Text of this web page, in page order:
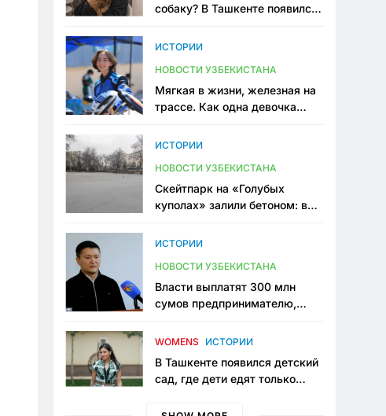
собаку? В Ташкенте появился
ИСТОРИИ
НОВОСТИ УЗБЕКИСТАНА
Мягкая в жизни, железная на
трассе. Как одна девочка
Узбекистане
ИСТОРИИ
НОВОСТИ УЗБЕКИСТАНА
Скейтпарк на «Голубых
куполах» залили бетоном: в
одно общественное
ИСТОРИИ
НОВОСТИ УЗБЕКИСТАНА
Власти выплатят 300 млн
сумов предпринимателю,
тюрьме по незаконному
WOMENS ИСТОРИИ
В Ташкенте появился детский
сад, где дети едят только
мама, которая устала просить